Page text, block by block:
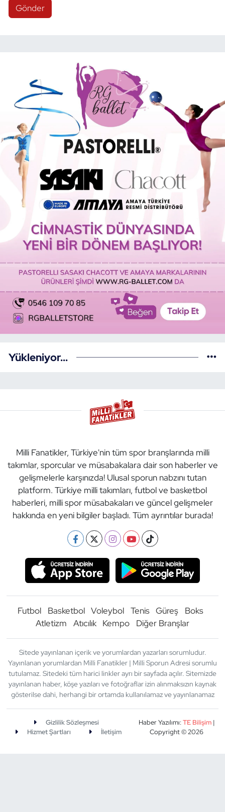
Gönder
Yükleniyor...
Milli Fanatikler, Türkiye'nin tüm spor branşlarında milli
takımlar, sporcular ve müsabakalara dair son haberler ve
gelişmelerle karşınızda! Ulusal sporun nabzını tutan
platform. Türkiye milli takımları, futbol ve basketbol
haberleri, milli spor müsabakaları ve güncel gelişmeler
hakkında en yeni bilgiler başladı. Tüm ayrıntılar burada!
Futbol Basketbol Voleybol Tenis Güreş
Boks
Atletizm
Atıcılık Kempo Diğer Branşlar
Sitede yayınlanan içerik ve yorumlardan yazarları sorumludur.
Yayınlanan yorumlardan Milli Fanatikler | Milli Sporun Adresi sorumlu
tutulamaz. Sitedeki tüm harici linkler ayrı bir sayfada açılır. Sitemizde
yayınlanan haber, köşe yazıları ve fotoğraflar izin alınmaksızın kaynak
gösterilse dahi, herhangi bir ortamda kullanılamaz ve yayınlanamaz
Gizlilik Sözleşmesi
Hizmet Şartları
İletişim
Haber Yazılımı:TE Bilişim|
Copyright © 2026